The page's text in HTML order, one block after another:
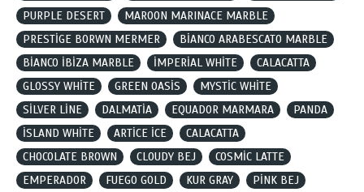
PURPLE DESERT
MAROON MARINACE MARBLE
PRESTİGE BORWN MERMER
BİANCO ARABESCATO MARBLE
BİANCO İBİZA MARBLE
İMPERİAL WHİTE
CALACATTA
GLOSSY WHİTE
GREEN OASİS
MYSTİC WHİTE
SİLVER LİNE
DALMATİA EQUADOR MARMARA
PANDA
İSLAND WHİTE
ARTİCE İCE
CALACATTA
CHOCOLATE BROWN
CLOUDY BEJ
COSMİC LATTE
EMPERADOR
FUEGO GOLD KUR GRAY
PİNK BEJ